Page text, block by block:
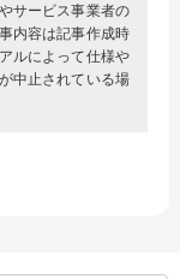
サービス事業者の
内容は記事作成時
ルによって仕様や
中止されている場